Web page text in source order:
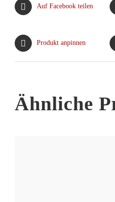
Auf Facebook teilen
Produkt anpinnen
Ähnliche